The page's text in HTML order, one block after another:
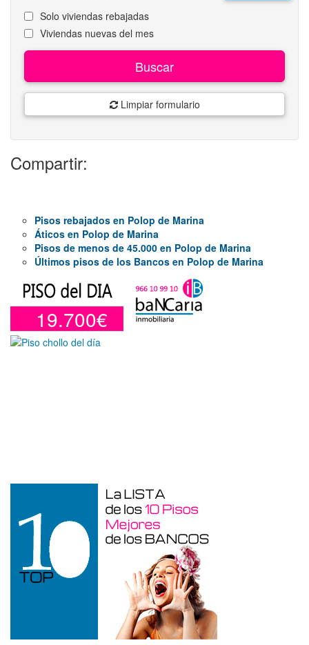
Solo viviendas rebajadas
Viviendas nuevas del mes
Buscar
Limpiar formulario
Compartir:
Pisos rebajados en Polop de Marina
Áticos en Polop de Marina
Pisos de menos de 45.000 en Polop de Marina
Últimos pisos de los Bancos en Polop de Marina
19.700€